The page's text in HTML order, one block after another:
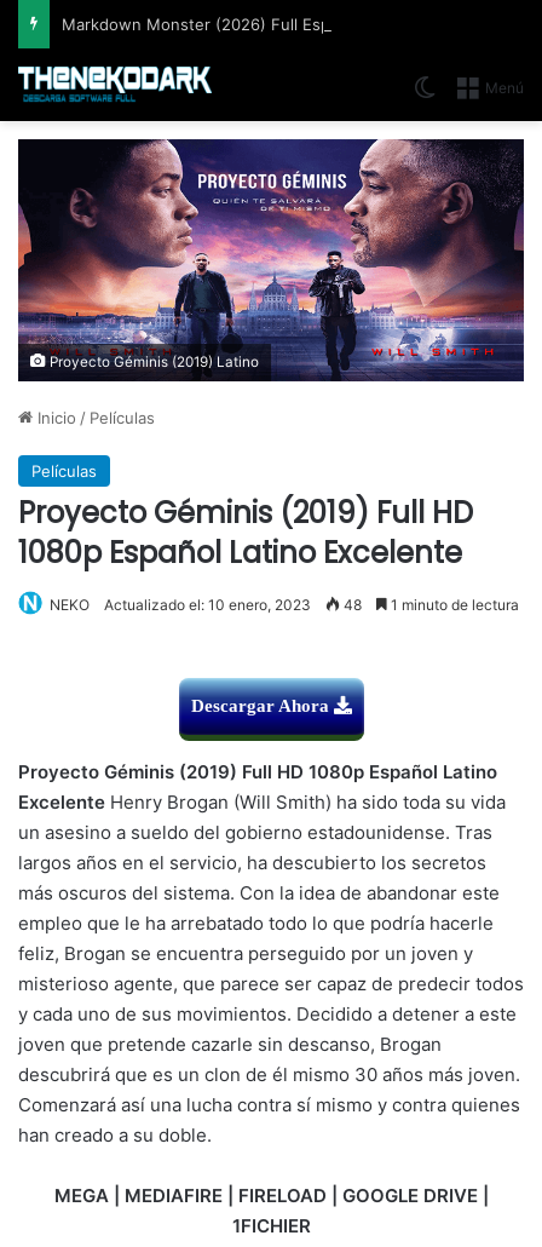
Markdown Monster (2026) Full Español [Mega]
Menú
Switch skin
Proyecto Géminis (2019) Latino
Inicio / Películas
Películas
Proyecto Géminis (2019) Full HD
1080p Español Latino Excelente
NEKO Actualizado el: 10 enero, 2023 48 1 minuto de lectura
Descargar Ahora
Proyecto Géminis (2019) Full HD 1080p Español Latino
Excelente Henry Brogan (Will Smith) ha sido toda su vida
un asesino a sueldo del gobierno estadounidense. Tras
largos años en el servicio, ha descubierto los secretos
más oscuros del sistema. Con la idea de abandonar este
empleo que le ha arrebatado todo lo que podría hacerle
feliz, Brogan se encuentra perseguido por un joven y
misterioso agente, que parece ser capaz de predecir todos
y cada uno de sus movimientos. Decidido a detener a este
joven que pretende cazarle sin descanso, Brogan
descubrirá que es un clon de él mismo 30 años más joven.
Comenzará así una lucha contra sí mismo y contra quienes
han creado a su doble.
MEGA | MEDIAFIRE | FIRELOAD | GOOGLE DRIVE |
1FICHIER